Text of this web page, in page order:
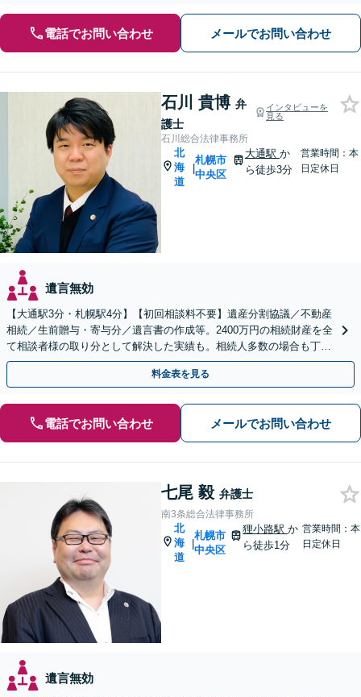
電話でお問い合わせ メールでお問い合わせ
石川 貴博 弁
護士
インタビューを
見る
石川総合法律事務所
北
海
道
|
札幌市
中央区
大通駅 か
ら徒歩3分
営業時間：本
日定休日
遺言無効
【大通駅3分・札幌駅4分】【初回相談料不要】遺産分割協議／不動産
相続／生前贈与・寄与分／遺言書の作成等。2400万円の相続財産を全
て相談者様の取り分として解決した実績も。相続人多数の場合も丁寧
に対応し相談者様の目指す解決に向けて尽力します。
料金表を見る
電話でお問い合わせ メールでお問い合わせ
七尾 毅 弁護士
南3条総合法律事務所
北
海
道
|
札幌市
中央区
狸小路駅か
ら徒歩1分
営業時間：本
日定休日
遺言無効